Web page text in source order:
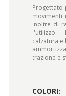
Progettato
movimenti
inoltre di
l'utilizzo.
calzatura e
trazione e
COLORI: